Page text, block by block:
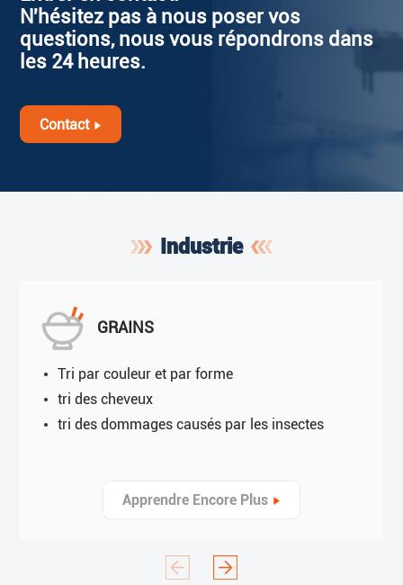
N'hésitez pas à nous poser vos
questions, nous vous répondrons dans
les 24 heures.
Contact
Industrie
GRAINS
Tri par couleur et par forme
tri des cheveux
tri des dommages causés par les insectes
Apprendre Encore Plus